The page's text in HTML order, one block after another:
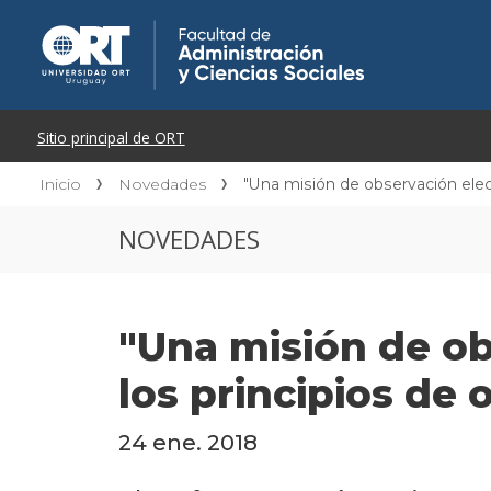
Inicio Novedades "Una misión de observación
NOVEDADES
"Una misión de
los principios de
24 ene. 2018